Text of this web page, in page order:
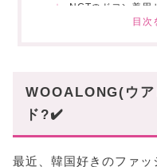
NCTのドヨン着用
SEVENTEEN(セ
クロップド丈の
まとめ
WOOALONG(ウ
ド?✔️
最近、韓国好きのファ